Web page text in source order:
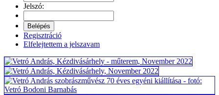
Jelszó:
Regisztráció
Elfelejtettem a jelszavam